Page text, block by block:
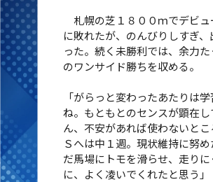
札幌の芝１８００ｍでデビュ
に敗れたが、のんびりしすぎ
った。続く未勝利では、余力
のワンサイド勝ちを収める。
「がらっと変わったあたりは
ね。もともとのセンスが顕在
ん、不安があれば使わないと
Ｓへは中１週。現状維持に努
だ馬場にトモを滑らせ、走り
に、よく凌いでくれたと思う」